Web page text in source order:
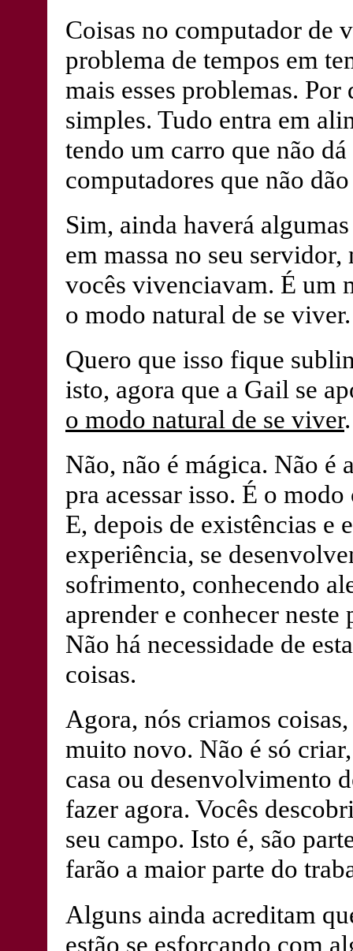
Coisas no computador de
problema de tempos em
mais esses problemas.
simples. Tudo entra em
tendo um carro que não
computadores que não
Sim, ainda haverá
em massa no seu
vocês vivenciavam. É um
o modo natural de se viver.
Quero que isso fique
isto, agora que a Gail se
o modo natural de se viver
Não, não é mágica. Não é
pra acessar isso. É o
E, depois de existências e
experiência, se
sofrimento, conhecendo
aprender e conhecer neste
Não há necessidade de
coisas.
Agora, nós criamos
muito novo. Não é só
casa ou desenvolvimento
fazer agora. Vocês
seu campo. Isto é, são
farão a maior parte do
Alguns ainda acreditam
estão se esforçando com